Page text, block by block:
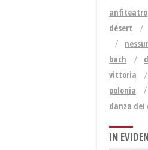
anfiteatro
désert
bach
vittoria
polonia
danza dei
IN